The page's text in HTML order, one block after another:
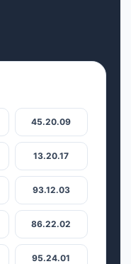
45.20.09
13.20.17
93.12.03
86.22.02
95.24.01